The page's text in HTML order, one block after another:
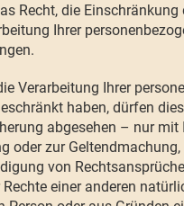
Recht, die Einschränkung
Ihrer
Verarbeitung Ihrer
haben, dürfen
abgesehen – nur mit
oder zur
von
einer anderen